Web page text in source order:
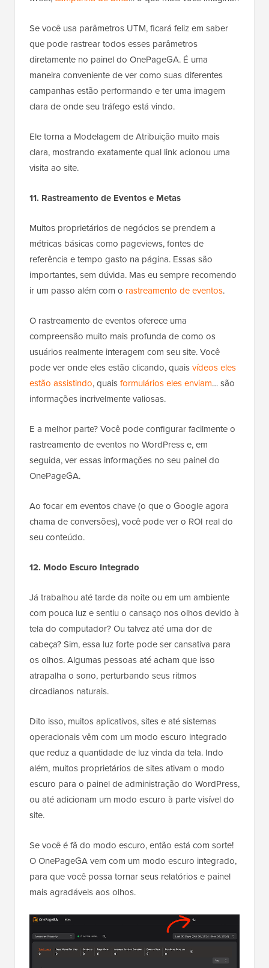
Se você usa parâmetros UTM, ficará feliz em saber
que pode rastrear todos esses parâmetros
diretamente no painel do OnePageGA. É uma
maneira conveniente de ver como suas diferentes
campanhas estão performando e ter uma imagem
clara de onde seu tráfego está vindo.
Ele torna a Modelagem de Atribuição muito mais
clara, mostrando exatamente qual link acionou uma
visita ao site.
11. Rastreamento de Eventos e Metas
Muitos proprietários de negócios se prendem a
métricas básicas como pageviews, fontes de
referência e tempo gasto na página. Essas são
importantes, sem dúvida. Mas eu sempre recomendo
ir um passo além com o rastreamento de eventos.
O rastreamento de eventos oferece uma
compreensão muito mais profunda de como os
usuários realmente interagem com seu site. Você
pode ver onde eles estão clicando, quaisvídeos eles
estão assistindo, quaisformulários eles enviam… são
informações incrivelmente valiosas.
E a melhor parte? Você pode configurar facilmente o
rastreamento de eventos no WordPress e, em
seguida, ver essas informações no seu painel do
OnePageGA.
Ao focar em eventos chave (o que o Google agora
chama de conversões), você pode ver o ROI real do
seu conteúdo.
12. Modo Escuro Integrado
Já trabalhou até tarde da noite ou em um ambiente
com pouca luz e sentiu o cansaço nos olhos devido à
tela do computador? Ou talvez até uma dor de
cabeça? Sim, essa luz forte pode ser cansativa para
os olhos. Algumas pessoas até acham que isso
atrapalha o sono, perturbando seus ritmos
circadianos naturais.
Dito isso, muitos aplicativos, sites e até sistemas
operacionais vêm com um modo escuro integrado
que reduz a quantidade de luz vinda da tela. Indo
além, muitos proprietários de sites ativam o modo
escuro para o painel de administração do WordPress,
ou até adicionam um modo escuro à parte visível do
site.
Se você é fã do modo escuro, então está com sorte!
O OnePageGA vem com um modo escuro integrado,
para que você possa tornar seus relatórios e painel
mais agradáveis aos olhos.